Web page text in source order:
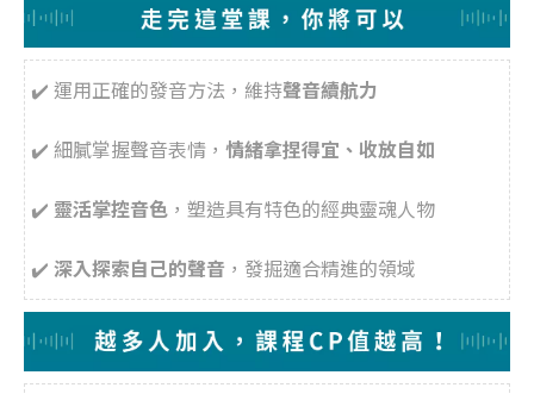
✔️ 運用正確的發音方法，維持聲音續航力
✔️ 細膩掌握聲音表情， 情緒拿捏得宜、收放自如
✔️ 靈活掌控音色 ，塑造具有特色的經典靈魂人物
✔️ 深入探索自己的聲音 ，發掘適合精進的領域